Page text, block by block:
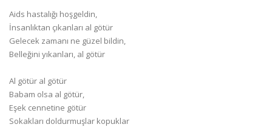
Aids hastalığı hoşgeldin,
İnsanlıktan çıkanları al götür
Gelecek zamanı ne güzel bildin,
Belleğini yıkanları, al götür
Al götür al götür
Babam olsa al götür,
Eşek cennetine götür
Sokakları doldurmuşlar kopuklar